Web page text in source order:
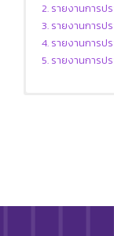
2. รายงานการป
3. รายงานการป
4. รายงานการป
5. รายงานการป